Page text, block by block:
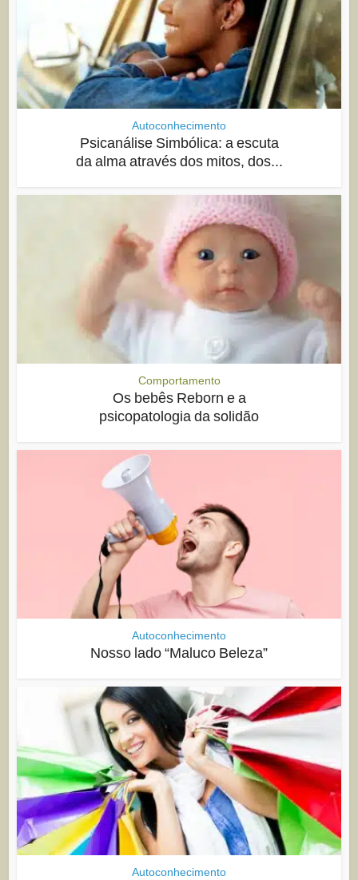
Autoconhecimento
Psicanálise Simbólica: a escuta
da alma através dos mitos, dos...
Comportamento
Os bebês Reborn e a
psicopatologia da solidão
Autoconhecimento
Nosso lado “Maluco Beleza”
Autoconhecimento